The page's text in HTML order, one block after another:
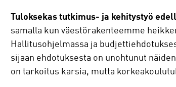
Tuloksekas tutkimus- ja kehitystyö
samalla kun väestörakenteemme
Hallitusohjelmassa ja
sijaan ehdotuksesta on unohtunut
on tarkoitus karsia, mutta